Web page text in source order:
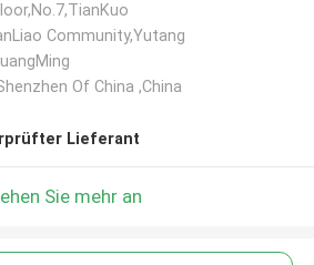
Community,Yutang
Of China ,China
Lieferant
Sie mehr an